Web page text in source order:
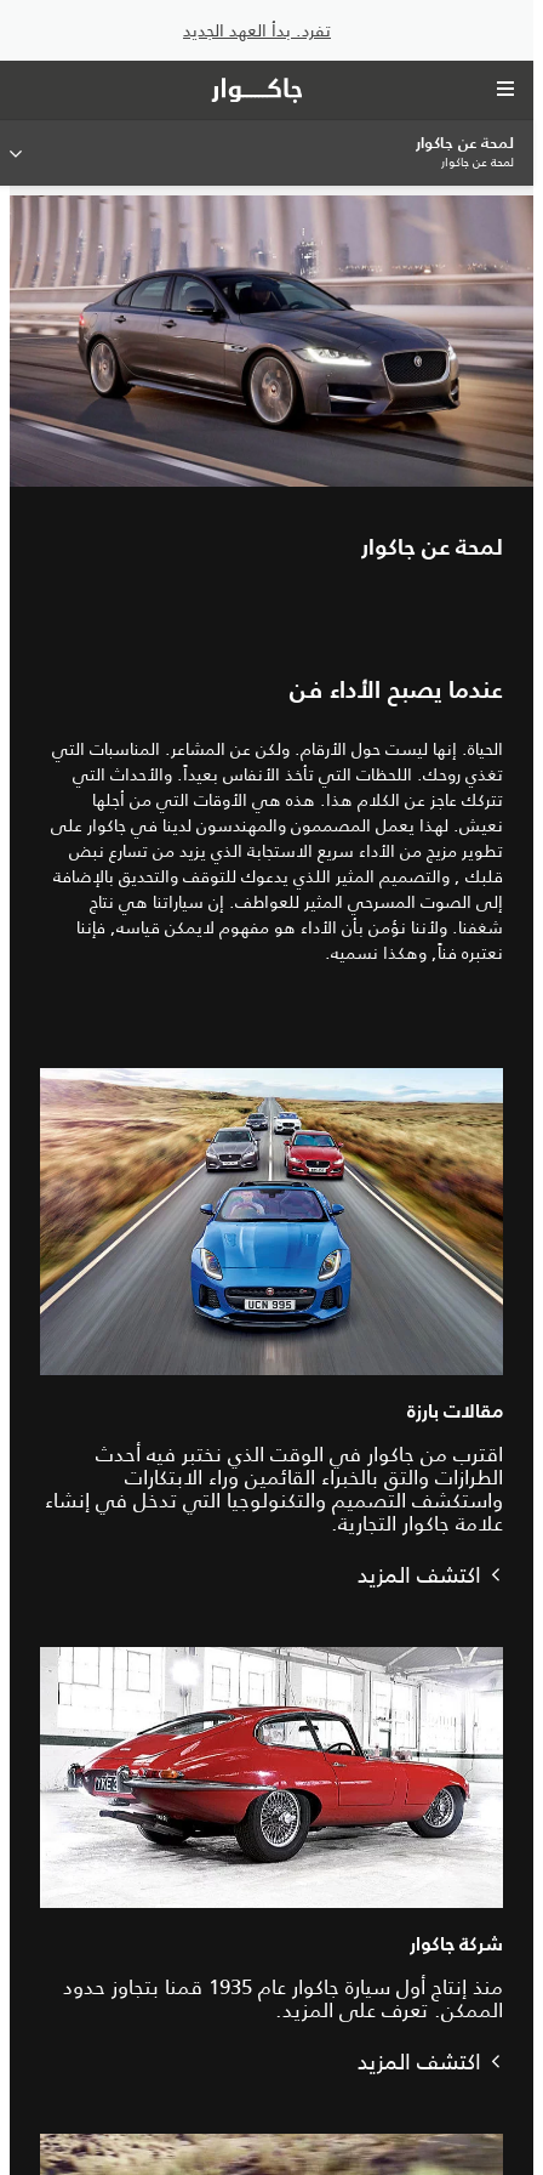
تفرد. بدأ العهد الجديد
لمحة عن جاكوار
لمحة عن جاكوار
لمحة عن جاكوار
عندما يصبح الأداء فن
الحياة. إنها ليست حول الأرقام. ولكن عن المشاعر. المناسبات التي
تغذي روحك. اللحظات التي تأخذ الأنفاس بعيداً. والأحداث التي
تتركك عاجز عن الكلام هذا. هذه هي الأوقات التي من أجلها
نعيش. لهذا يعمل المصممون والمهندسون لدينا في جاكوار على
تطوير مزيج من الأداء سريع الاستجابة الذي يزيد من تسارع نبض
قلبك , والتصميم المثير اللذي يدعوك للتوقف والتحديق بالإضافة
إلى الصوت المسرحي المثير للعواطف. إن سياراتنا هي نتاج
شغفنا. ولأننا نؤمن بأن الأداء هو مفهوم لايمكن قياسه, فإننا
نعتبره فناً, وهكذا نسميه.
مقالات بارزة
اقترب من جاكوار في الوقت الذي نختبر فيه أحدث
الطرازات والتق بالخبراء القائمين وراء الابتكارات
واستكشف التصميم والتكنولوجيا التي تدخل في إنشاء
علامة جاكوار التجارية.
اكتشف المزيد
شركة جاكوار
منذ إنتاج أول سيارة جاكوار عام 1935 قمنا بتجاوز حدود
الممكن. تعرف على المزيد.
اكتشف المزيد